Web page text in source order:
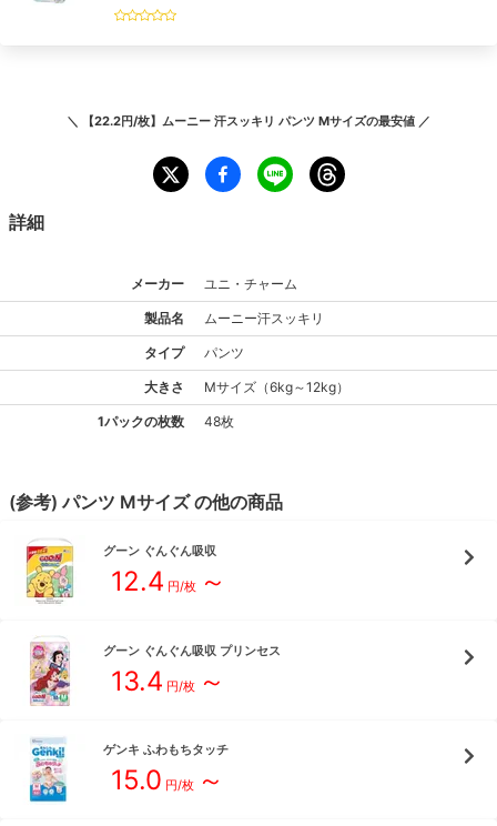
＼ 【22.2円/枚】ムーニー 汗スッキリ パンツ Mサイズの最安値 ／
詳細
メーカー ユニ・チャーム
製品名 ムーニー汗スッキリ
タイプ パンツ
大きさ Mサイズ （6kg～12kg）
1パックの枚数 48枚
(参考)パンツ Mサイズの他の商品
グーン ぐんぐん吸収
12.4 円/枚 ～
グーン ぐんぐん吸収 プリンセス
13.4 円/枚 ～
ゲンキ ふわもちタッチ
15.0 円/枚 ～